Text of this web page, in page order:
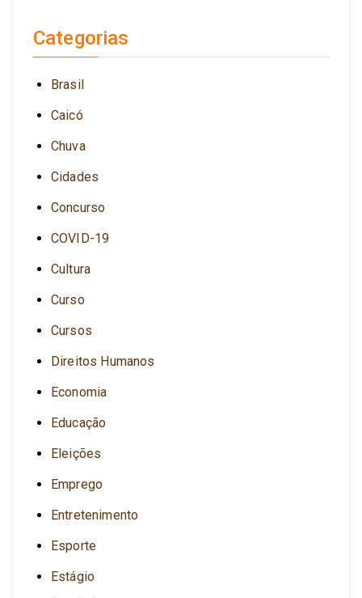
Categorias
Brasil
Caicó
Chuva
Cidades
Concurso
COVID-19
Cultura
Curso
Cursos
Direitos Humanos
Economia
Educação
Eleições
Emprego
Entretenimento
Esporte
Estágio